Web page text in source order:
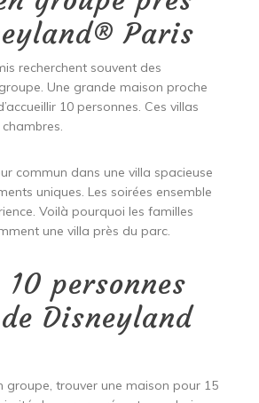
Paris
recherchent souvent des
Une grande maison proche
10 personnes. Ces villas
commun dans une villa spacieuse
uniques. Les soirées ensemble
Voilà pourquoi les familles
une villa près du parc.
personnes
Disneyland
groupe, trouver une maison pour 15